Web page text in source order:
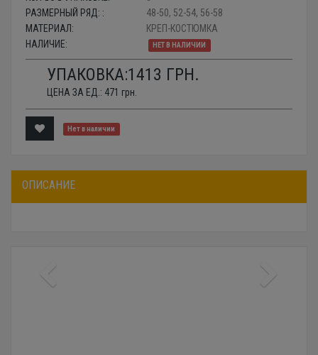
РАЗМЕРНЫЙ РЯД: :
48-50, 52-54, 56-58
МАТЕРИАЛ:
КРЕП-КОСТЮМКА
НАЛИЧИЕ:
НЕТ В НАЛИЧИИ
УПАКОВКА:1413 ГРН.
ЦЕНА ЗА ЕД.: 471 грн.
Нет в наличии
ОПИСАНИЕ